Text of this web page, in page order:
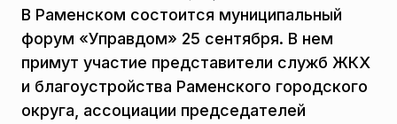
В Раменском состоится муниципальный
форум «Управдом» 25 сентября. В нем
примут участие представители служб ЖКХ
и благоустройства Раменского городского
округа, ассоциации председателей